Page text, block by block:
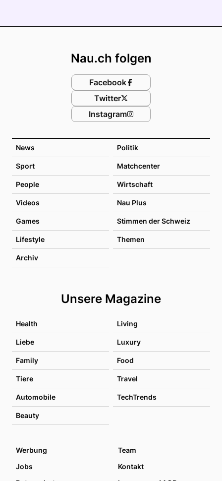
News Politik
Sport Matchcenter
People Wirtschaft
Videos Nau Plus
Games Stimmen der Schweiz
Lifestyle Themen
Archiv
Unsere Magazine
Health Living
Liebe Luxury
Family Food
Tiere Travel
Automobile TechTrends
Beauty
Nau.ch folgen
Facebook
Twitter
Instagram
Werbung
Team
Jobs
Kontakt